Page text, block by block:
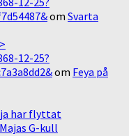
om Svarta
12-25?
om Feya på
har flyttat
G-kull